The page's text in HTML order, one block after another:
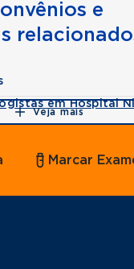
e
em Hospital
Veja mais
Marcar